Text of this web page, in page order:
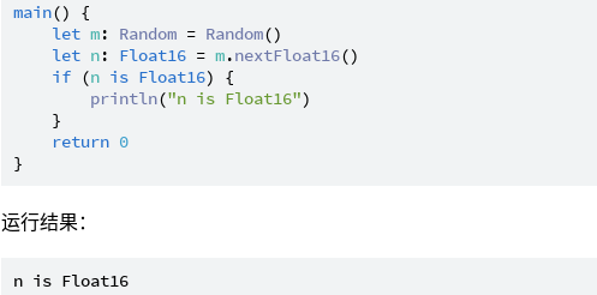
main() {
let m: Random = Random()
let n: Float16 = m.nextFloat16()
if (n is Float16) {
println("n is Float16")
    }
return 0
运行结果：